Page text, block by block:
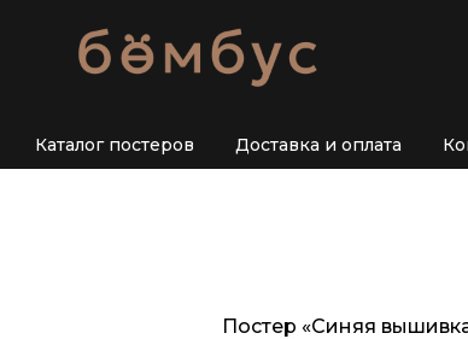
Каталог постеров Доставка и оплата
Постер «Синяя